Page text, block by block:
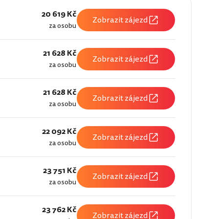
20 619 Kč
za osobu Zobrazit zájezd
21 628 Kč
za osobu Zobrazit zájezd
21 628 Kč
za osobu Zobrazit zájezd
22 092 Kč
za osobu Zobrazit zájezd
23 751 Kč
za osobu Zobrazit zájezd
23 762 Kč Zobrazit zájezd